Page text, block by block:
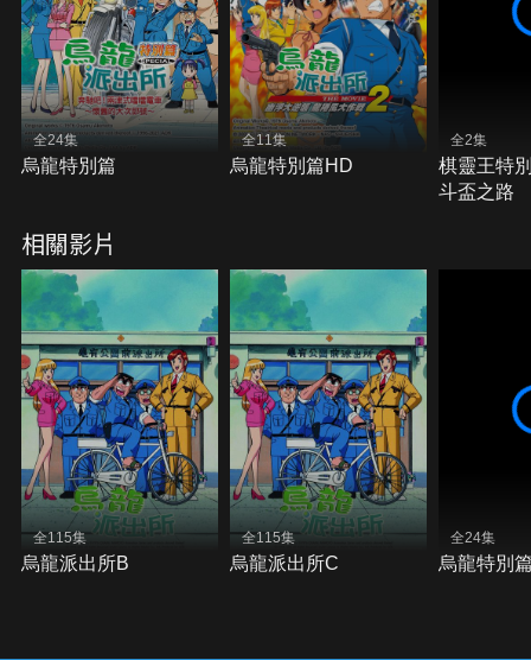
全24集
烏龍特別篇
全11集
烏龍特別篇HD
全2集
棋靈王特
斗盃之路
相關影片
全115集
烏龍派出所B
全115集
烏龍派出所C
全24集
烏龍特別